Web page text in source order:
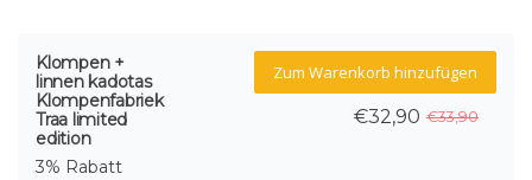
Klompen +
linnen kadotas
Klompenfabriek
Traa limited
edition
3% Rabatt
Zum Warenkorb hinzufügen
€33,90
€32,90